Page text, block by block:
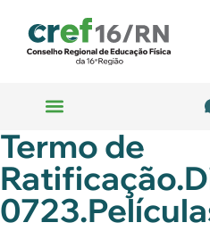
Termo de